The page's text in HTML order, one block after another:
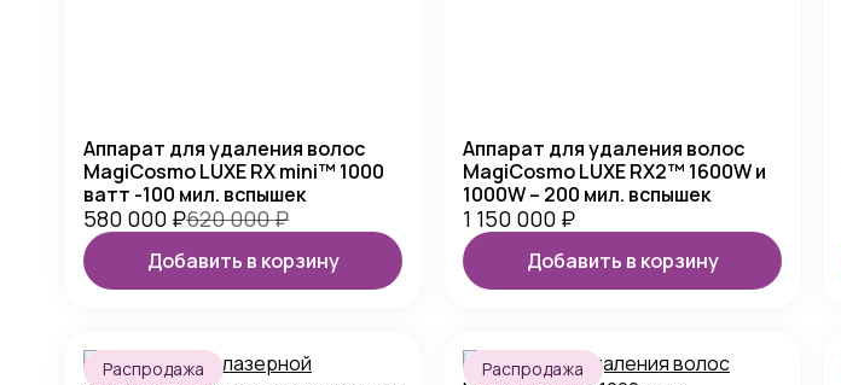
Аппарат для удаления волос
MagiCosmo LUXE RX mini™ 1000
ватт -100 мил. вспышек
580 000 ₽620 000₽
Добавить в корзину
Аппарат для удаления волос
MagiCosmo LUXE RX2™ 1600W и
1000W – 200 мил. вспышек
1 150 000 ₽
Добавить в корзину
Распродажа Распродажа